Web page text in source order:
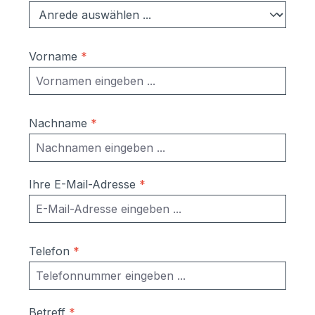
Ständer, Verkleidung: Aluminium
pulverlackiert Maße:Kasten einzeln:
konform; passend für DIN A4 Briefe
Fußplatten (Variante
Aufschrauben)140x5x160mm (BxHxT)
LichtgrauRAL 9006 WeißaluminiumRAL
9007 graualuminiumRAL 9016
verkehrsweiß DB703 Eisenglimmer
grau RAL nach Wahl Sprechanlage +
Türstation Sie benötigen auch eine
passende Sprechanlage und
Bestellen Sie einfach das passende Set
von unserem Partner comelit mit dazu.
Das Set bietet folgende Vorteile: ideal für
Vorname *
Nachname *
Ihre E-Mail-Adresse *
Telefon *